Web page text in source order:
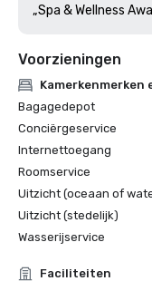
„Spa & Wellness
Voorzieningen
Kamerkenmerken
Bagagedepot
Conciërgeservice
Internettoegang
Roomservice
Uitzicht (oceaan of
Uitzicht (stedelijk)
Wasserijservice
Faciliteiten